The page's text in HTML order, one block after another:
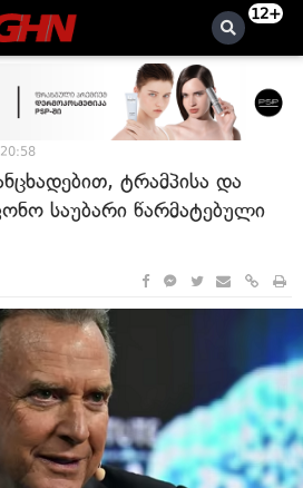
12+
20:58
ტრამპისა და
საუბარი წარმატებული